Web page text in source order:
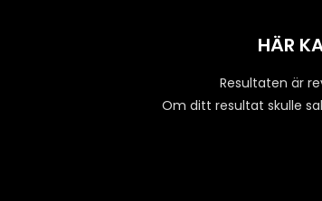
HÄR
Resultaten är
Om ditt resultat skulle